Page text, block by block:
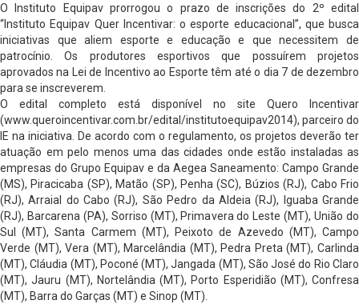
O Instituto Equipav prorrogou o prazo de inscrições do 2º edital
“Instituto Equipav Quer Incentivar: o esporte educacional”, que busca
iniciativas que aliem esporte e educação e que necessitem de
patrocínio. Os produtores esportivos que possuírem projetos
aprovados na Lei de Incentivo ao Esporte têm até o dia 7 de dezembro
para se inscreverem.
O edital completo está disponível no site Quero Incentivar
(www.queroincentivar.com.br/edital/institutoequipav2014), parceiro do
IE na iniciativa. De acordo com o regulamento, os projetos deverão ter
atuação em pelo menos uma das cidades onde estão instaladas as
empresas do Grupo Equipav e da Aegea Saneamento: Campo Grande
(MS), Piracicaba (SP), Matão (SP), Penha (SC), Búzios (RJ), Cabo Frio
(RJ), Arraial do Cabo (RJ), São Pedro da Aldeia (RJ), Iguaba Grande
(RJ), Barcarena (PA), Sorriso (MT), Primavera do Leste (MT), União do
Sul (MT), Santa Carmem (MT), Peixoto de Azevedo (MT), Campo
Verde (MT), Vera (MT), Marcelândia (MT), Pedra Preta (MT), Carlinda
(MT), Cláudia (MT), Poconé (MT), Jangada (MT), São José do Rio Claro
(MT), Jauru (MT), Nortelândia (MT), Porto Esperidião (MT), Confresa
(MT), Barra do Garças (MT) e Sinop (MT).